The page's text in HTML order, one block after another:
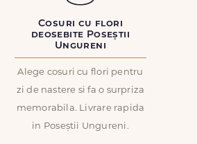
Cosuri cu flori
deosebite Poseștii
Ungureni
Alege cosuri cu flori pentru
zi de nastere si fa o surpriza
memorabila. Livrare rapida
in Poseștii Ungureni.